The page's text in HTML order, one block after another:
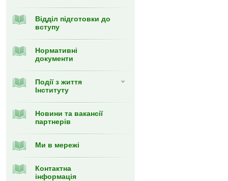
Відділ підготовки до
вступу
Нормативні
документи
Події з життя
Інституту
Новини та вакансії
партнерів
Ми в мережі
Контактна
інформація